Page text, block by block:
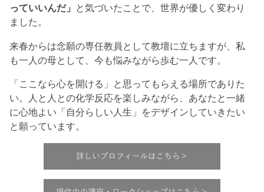
っていいんだ」 と気づいたことで、世界が優しく変わり
ました。
来春からは念願の専任教員として教壇に立ちますが、私
も一人の母として、今も悩みながら歩む一人です。
「ここなら心を開ける」と思ってもらえる場所でありた
い。人と人との化学反応を楽しみながら、あなたと一緒
に心地よい「自分らしい人生」をデザインしていきたい
と願っています。